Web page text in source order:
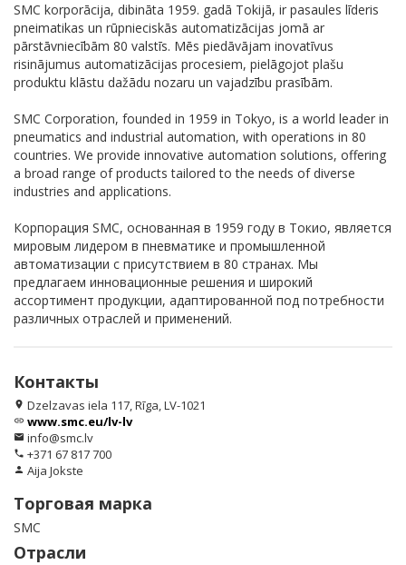
SMC korporācija, dibināta 1959. gadā Tokijā, ir pasaules līderis
pneimatikas un rūpnieciskās automatizācijas jomā ar
pārstāvniecībām 80 valstīs. Mēs piedāvājam inovatīvus
risinājumus automatizācijas procesiem, pielāgojot plašu
produktu klāstu dažādu nozaru un vajadzību prasībām.
SMC Corporation, founded in 1959 in Tokyo, is a world leader in
pneumatics and industrial automation, with operations in 80
countries. We provide innovative automation solutions, offering
a broad range of products tailored to the needs of diverse
industries and applications.
Корпорация SMC, основанная в 1959 году в Токио, является
мировым лидером в пневматике и промышленной
автоматизации с присутствием в 80 странах. Мы
предлагаем инновационные решения и широкий
ассортимент продукции, адаптированной под потребности
различных отраслей и применений.
Контакты
location_on Dzelzavas iela 117, Rīga, LV-1021
link www.smc.eu/lv-lv
email info@smc.lv
phone +371 67 817 700
person Aija Jokste
Торговая марка
SMC
Отрасли